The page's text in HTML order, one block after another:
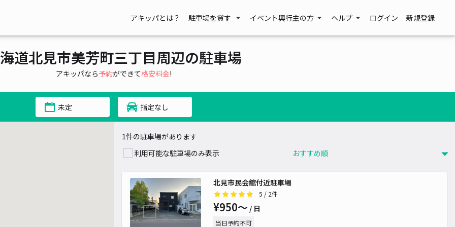
アキッパとは？ 駐車場を貸す イベント興行主の方 ヘルプ ログイン 新規登録
道北見市美芳町三丁目周辺の駐車場
アキッパなら予約ができて格安料金!
未定 指定なし
1件の駐車場があります
利用可能な駐車場のみ表示
北見市民会館付近駐車場
5 / 2件
¥950〜 / 日
当日予約不可